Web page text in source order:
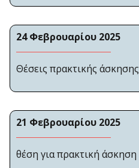
24 Φεβρουαρίου 2025
Θέσεις πρακτικής άσκησης
21 Φεβρουαρίου 2025
θέση για πρακτική άσκηση